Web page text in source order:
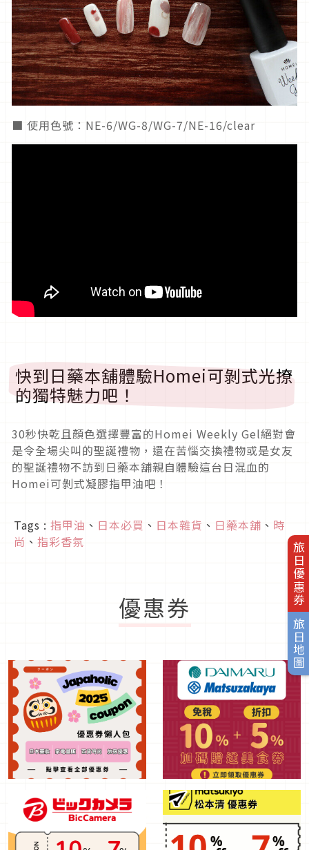
旅日優惠券
旅日地圖
■ 使用色號：NE-6/WG-8/WG-7/NE-16/clear
快到日藥本舖體驗Homei可剝式光撩
的獨特魅力吧！
30秒快乾且顏色選擇豐富的Homei Weekly Gel絕對會
是令全場尖叫的聖誕禮物，還在苦惱交換禮物或是女友
的聖誕禮物不訪到日藥本舖親自體驗這台日混血的
Homei可剝式凝膠指甲油吧！
Tags : 指甲油 、 日本必買 、 日本雜貨 、 日藥本舖 、 時
尚 、 指彩香氛
優惠券